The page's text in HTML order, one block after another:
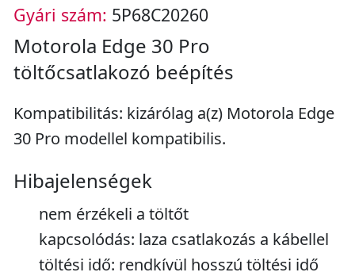
Gyári szám: 5P68C20260
Motorola Edge 30 Pro
töltőcsatlakozó beépítés
Kompatibilitás: kizárólag a(z) Motorola Edge
30 Pro modellel kompatibilis.
Hibajelenségek
nem érzékeli a töltőt
kapcsolódás: laza csatlakozás a kábellel
töltési idő: rendkívül hosszú töltési idő